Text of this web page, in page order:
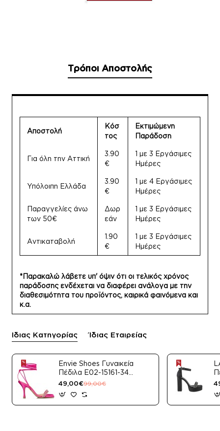
Τρόποι Αποστολής
Αποστολή
Κόσ
τος
Εκτιμώμενη
Παράδοση
Για όλη την Αττική
3.90
€
1 με 3 Εργάσιμες
Ημέρες
Υπόλοιπη Ελλάδα
3.90
€
1 με 4 Εργάσιμες
Ημέρες
Παραγγελίες άνω
των 50€
Δωρ
εάν
1 με 3 Εργάσιμες
Ημέρες
Αντικαταβολή
1.90
€
1 με 3 Εργάσιμες
Ημέρες
*Παρακαλώ λάβετε υπ' όψιν ότι οι τελικός χρόνος
παράδοσης ενδέχεται να διαφέρει ανάλογα με την
διαθεσιμότητα του προϊόντος, καιρικά φαινόμενα και
κ.α.
Ίδιας Κατηγορίας Ίδιας Εταιρείας
Envie Shoes Γυναικεία
Πέδιλα E02-15161-34
Μαύρο Satin
49,00€99,00€